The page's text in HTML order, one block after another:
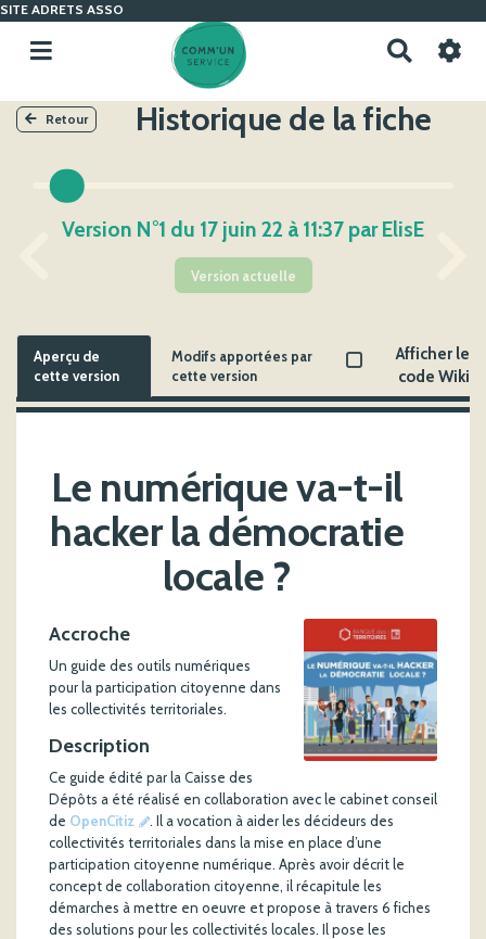
SITE ADRETS ASSO
c
h
h
e
Retour Historique de la fiche
Version N°1 du 17 juin 22 à 11:37 par ElisE
Version actuelle
Aperçu de
cette version
Modifs apportées par
cette version
Afficher le
code Wiki
Le numérique va-t-il
hacker la démocratie
locale ?
Accroche
Un guide des outils numériques
pour la participation citoyenne dans
les collectivités territoriales.
Description
Ce guide édité par la Caisse des
Dépôts a été réalisé en collaboration avec le cabinet conseil
de OpenCitiz
. Il a vocation à aider les décideurs des
collectivités territoriales dans la mise en place d’une
participation citoyenne numérique. Après avoir décrit le
concept de collaboration citoyenne, il récapitule les
démarches à mettre en oeuvre et propose à travers 6 fiches
des solutions pour les collectivités locales. Il pose les